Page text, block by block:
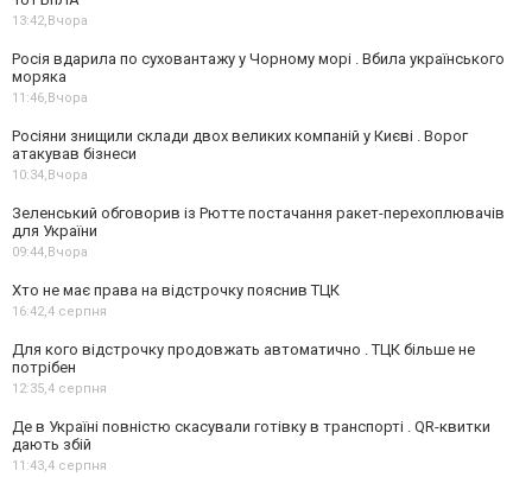
13:42,Вчора
Росія вдарила по суховантажу у Чорному морі . Вбила українського
моряка
11:46,Вчора
Росіяни знищили склади двох великих компаній у Києві . Ворог
атакував бізнеси
10:34,Вчора
Зеленський обговорив із Рютте постачання ракет-перехоплювачів
для України
09:44,Вчора
Хто не має права на відстрочку пояснив ТЦК
16:42,4 серпня
Для кого відстрочку продовжать автоматично . ТЦК більше не
потрібен
12:35,4 серпня
Де в Україні повністю скасували готівку в транспорті . QR-квитки
дають збій
11:43,4 серпня